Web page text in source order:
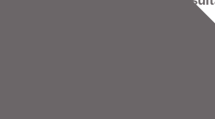
les plus demandés, et pour